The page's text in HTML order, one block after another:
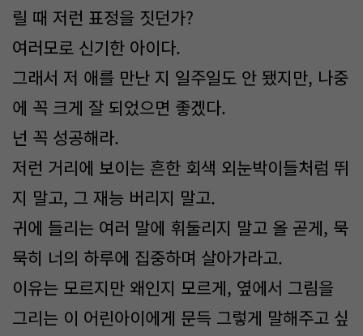
릴 때 저런 표정을 짓던가?
여러모로 신기한 아이다.
그래서 저 애를 만난 지 일주일도 안 됐지만, 나중
에 꼭 크게 잘 되었으면 좋겠다.
넌 꼭 성공해라.
저런 거리에 보이는 흔한 회색 외눈박이들처럼 뛰
지 말고, 그 재능 버리지 말고.
귀에 들리는 여러 말에 휘둘리지 말고 올 곧게, 묵
묵히 너의 하루에 집중하며 살아가라고.
이유는 모르지만 왜인지 모르게, 옆에서 그림을
그리는 이 어린아이에게 문득 그렇게 말해주고 싶